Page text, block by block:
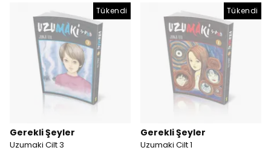
Tükendi
Gerekli Şeyler
Uzumaki Cilt 3
Tükendi
Gerekli Şeyler
Uzumaki Cilt 1